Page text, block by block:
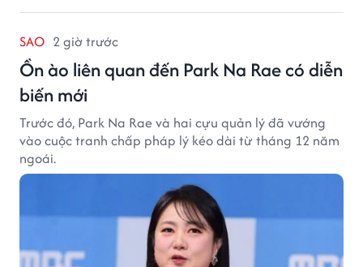
SAO 2 giờ trước
Ồn ào liên quan đến Park Na Rae có diễn
biến mới
Trước đó, Park Na Rae và hai cựu quản lý đã vướng
vào cuộc tranh chấp pháp lý kéo dài từ tháng 12 năm
ngoái.